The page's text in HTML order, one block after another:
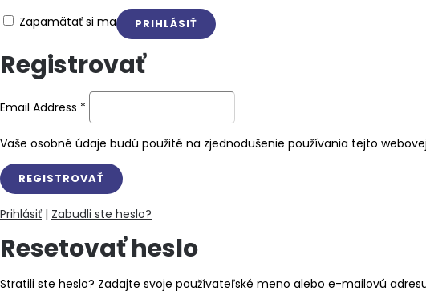
Zapamätať si ma
Registrovať
Email Address *
Vaše osobné údaje budú použité na zjednodušenie používania tejto
Prihlásiť | Zabudli ste heslo?
Resetovať heslo
Stratili ste heslo? Zadajte svoje používateľské meno alebo e-mailovú